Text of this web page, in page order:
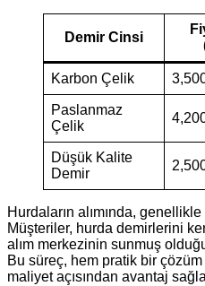
Demir Cinsi
Karbon Çelik
Paslanmaz
Çelik
Düşük Kalite
Demir
Hurdaların alımında,
Müşteriler, hurda demirlerini
alım merkezinin sunmuş
Bu süreç, hem pratik bir
maliyet açısından avantaj